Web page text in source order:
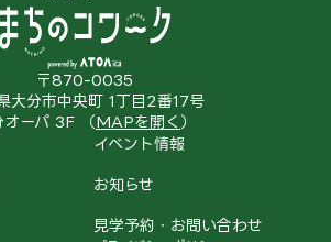
〒870-0035
大分市中央町 1丁目2番17号
オーパ 3F （MAPを開く ）
イベント情報
お知らせ
見学予約・お問い合わせ